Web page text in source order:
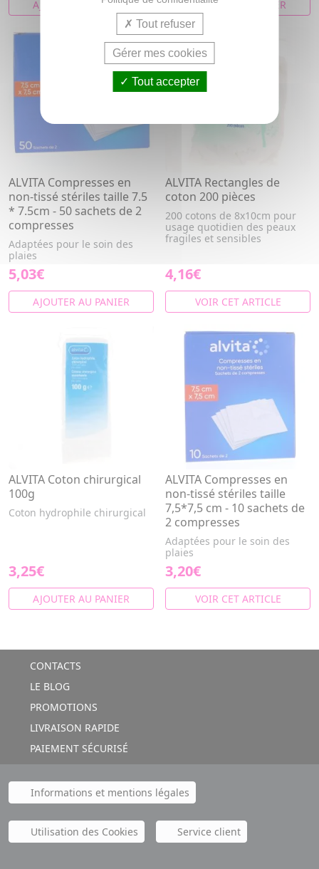
AJOUTER AU PANIER AJOUTER AU PANIER
ALVITA Compresses en
non-tissé stériles taille 7.5
* 7.5cm - 50 sachets de 2
compresses
Adaptées pour le soin des
plaies
5,03€
AJOUTER AU PANIER
PROMO
3 POUR 9,99€
ALVITA Rectangles de
coton 200 pièces
200 cotons de 8x10cm pour
usage quotidien des peaux
fragiles et sensibles
4,16€
VOIR CET ARTICLE
ALVITA Coton chirurgical
100g
Coton hydrophile chirurgical
3,25€
AJOUTER AU PANIER
ALVITA Compresses en
non-tissé stériles taille
7,5*7,5 cm - 10 sachets de
2 compresses
Adaptées pour le soin des
plaies
3,20€
VOIR CET ARTICLE
CONTACTS
LE BLOG
PROMOTIONS
LIVRAISON RAPIDE
PAIEMENT SÉCURISÉ
Informations et mentions légales
Utilisation des Cookies Service client
Tout refuser
Gérer mes cookies
Tout accepter